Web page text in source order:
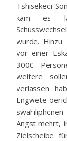
Tshisekedi
kam es
wurde. Hinzu
vor einer
3000
weitere
verlassen
Engwete
Angst mehrt,
Zielscheibe